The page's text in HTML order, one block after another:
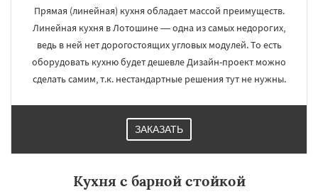
Прямая (линейная) кухня обладает массой преимуществ.
Линейная кухня в Лотошине — одна из самых недорогих,
ведь в ней нет дорогостоящих угловых модулей. То есть
оборудовать кухню будет дешевле Дизайн-проект можно
сделать самим, т.к. нестандартные решения тут не нужны.
ЗАКАЗАТЬ
Кухня с барной стойкой